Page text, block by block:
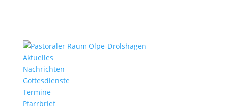
Aktu­elles
Nach­richten
Gottes­dienste
Termine
Pfarr­brief